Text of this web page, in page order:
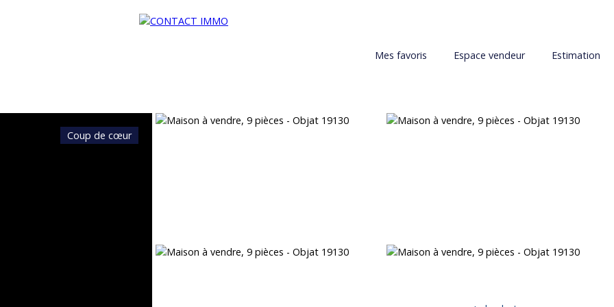
Mes favoris Espace vendeur Estimation
Coup de cœur